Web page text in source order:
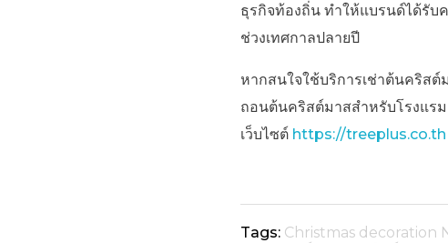
ธุรกิจท้องถิ่น ทำให้แบรนด์ได้รับ
ช่วงเทศกาลปลายปี
หากสนใจใช้บริการเช่าต้นคริสต์
ถอนต้นคริสต์มาสสำหรับโรงแร
เว็บไซต์ https://treeplus.co.th
Tags: Christmas decoration